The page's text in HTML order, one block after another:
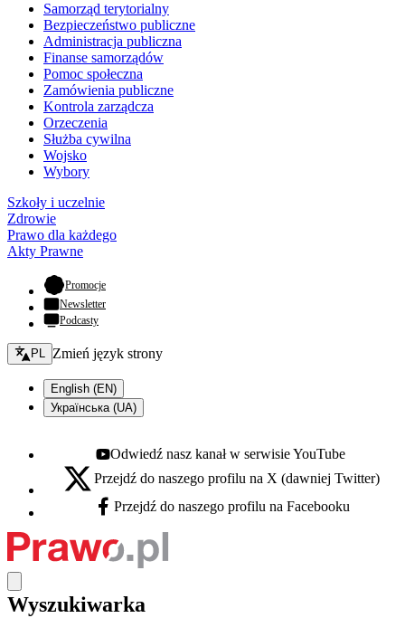
Samorząd terytorialny
Bezpieczeństwo publiczne
Administracja publiczna
Finanse samorządów
Pomoc społeczna
Zamówienia publiczne
Kontrola zarządcza
Orzeczenia
Służba cywilna
Wojsko
Wybory
Szkoły i uczelnie
Zdrowie
Prawo dla każdego
Akty Prawne
Promocje- otwiera się w nowej karcie
Newsletter
Podcasty
Zmień język - bieżący:
PL Zmień język strony
English (EN)
Українська (UA)
Youtube - otwiera się w nowej karcie
Odwiedź nasz kanał w serwisie YouTube
X - otwiera się w nowej karcie
Przejdź do naszego profilu na X (dawniej Twitter)
Facebook - otwiera się w nowej karcie
Przejdź do naszego profilu na Facebooku
Wyszukiwarka